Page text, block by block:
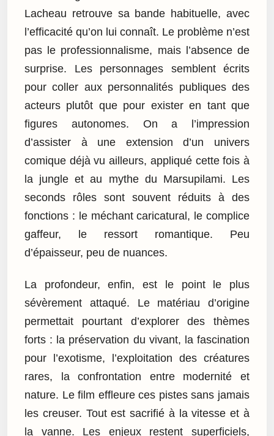
Lacheau retrouve sa bande habituelle, avec
l’efficacité qu’on lui connaît. Le problème n’est
pas le professionnalisme, mais l’absence de
surprise. Les personnages semblent écrits
pour coller aux personnalités publiques des
acteurs plutôt que pour exister en tant que
figures autonomes. On a l’impression
d’assister à une extension d’un univers
comique déjà vu ailleurs, appliqué cette fois à
la jungle et au mythe du Marsupilami. Les
seconds rôles sont souvent réduits à des
fonctions : le méchant caricatural, le complice
gaffeur, le ressort romantique. Peu
d’épaisseur, peu de nuances.
La profondeur, enfin, est le point le plus
sévèrement attaqué. Le matériau d’origine
permettait pourtant d’explorer des thèmes
forts : la préservation du vivant, la fascination
pour l’exotisme, l’exploitation des créatures
rares, la confrontation entre modernité et
nature. Le film effleure ces pistes sans jamais
les creuser. Tout est sacrifié à la vitesse et à
la vanne. Les enjeux restent superficiels,